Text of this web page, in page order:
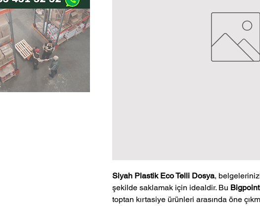
Siyah Plastik Eco Telli Dosya,
şekilde saklamak için idealdir. Bu
toptan kırtasiye ürünleri arasında öne